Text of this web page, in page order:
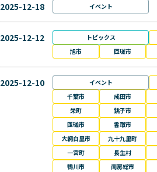
2025-12-18 イベント
2025-12-12 トピックス
旭市
匝瑳市
2025-12-10 イベント
千葉市
成田市
栄町
銚子市
匝瑳市
香取市
大網白里市
九十九里町
一宮町
長生村
鴨川市
南房総市